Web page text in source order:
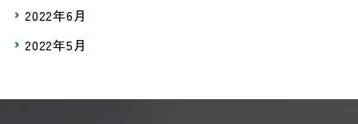
2022年6月
2022年5月